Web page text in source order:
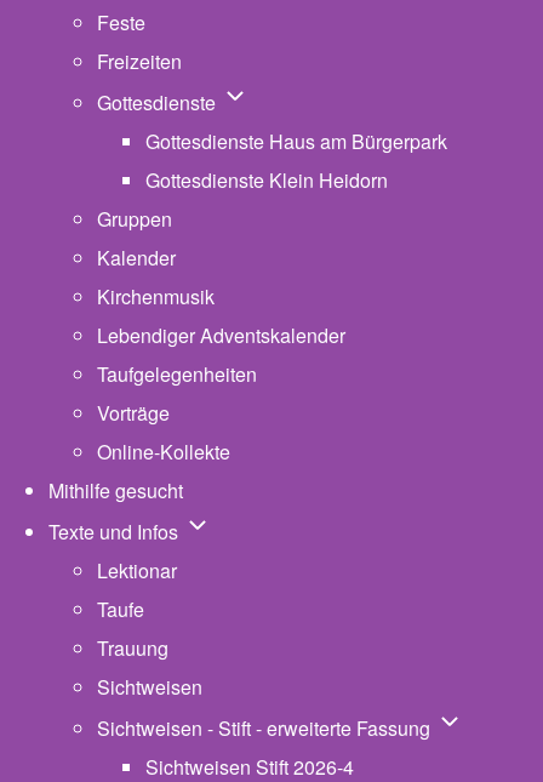
Feste
Freizeiten
Gottesdienste Unternavigation von Gottesdienste
Gottesdienste Haus am Bürgerpark
Gottesdienste Klein Heidorn
Gruppen
Kalender
Kirchenmusik
Lebendiger Adventskalender
Taufgelegenheiten
Vorträge
Online-Kollekte
Mithilfe gesucht
Texte und Infos Unternavigation von Texte und Infos
Lektionar
Taufe
Trauung
Sichtweisen
Sichtweisen - Stift - erweiterte Fassung
Sichtweisen Stift 2026-4